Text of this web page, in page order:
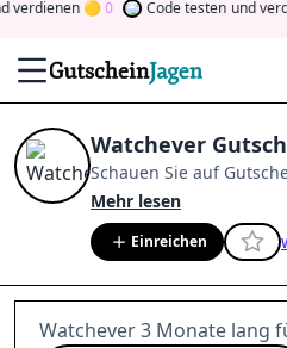
0 Code testen und
Watchever
Schauen Sie auf
Watchever-Angebote im
Mitglied der Community
indem Sie durch
mehr beitragen.
gewinnen Sie Geld
Mehr lesen
Einreichen
Watchever 3 Monate lang